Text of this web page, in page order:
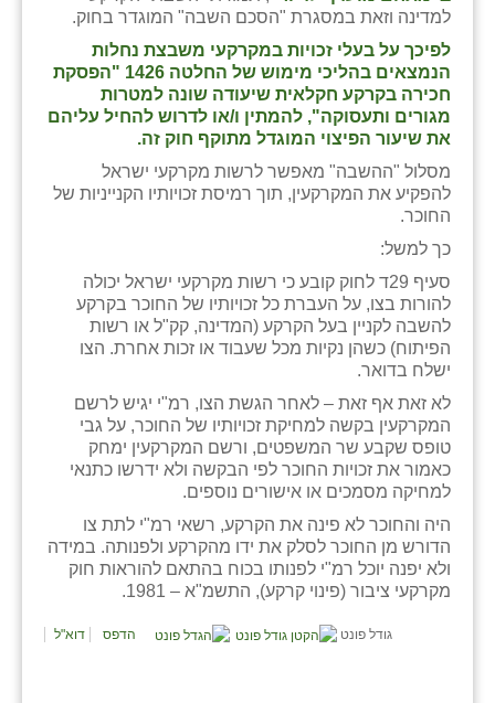
למדינה וזאת במסגרת "הסכם השבה" המוגדר בחוק.
לפיכך על בעלי זכויות במקרקעי משבצת נחלות
הנמצאים בהליכי מימוש של החלטה 1426 "הפסקת
חכירה בקרקע חקלאית שיעודה שונה למטרות
מגורים ותעסוקה", להמתין ו/או לדרוש להחיל עליהם
את שיעור הפיצוי המוגדל מתוקף חוק זה.
מסלול "ההשבה" מאפשר לרשות מקרקעי ישראל
להפקיע את המקרקעין, תוך רמיסת זכויותיו הקנייניות של
החוכר.
כך למשל:
סעיף 29ד לחוק קובע כי רשות מקרקעי ישראל יכולה
להורות בצו, על העברת כל זכויותיו של החוכר בקרקע
להשבה לקניין בעל הקרקע (המדינה, קק"ל או רשות
הפיתוח) כשהן נקיות מכל שעבוד או זכות אחרת. הצו
ישלח בדואר.
לא זאת אף זאת – לאחר הגשת הצו, רמ"י יגיש לרשם
המקרקעין בקשה למחיקת זכויותיו של החוכר, על גבי
טופס שקבע שר המשפטים, ורשם המקרקעין ימחק
כאמור את זכויות החוכר לפי הבקשה ולא ידרשו כתנאי
למחיקה מסמכים או אישורים נוספים.
היה והחוכר לא פינה את הקרקע, רשאי רמ"י לתת צו
הדורש מן החוכר לסלק את ידו מהקרקע ולפנותה. במידה
ולא יפנה יוכל רמ"י לפנותו בכוח בהתאם להוראות חוק
מקרקעי ציבור (פינוי קרקע), התשמ"א – 1981.
גודל פונט הדפס דוא"ל
נאות הכיכר
נווה אטי״ב
נהריה (אג״ש)
ניר צבי
עין חצבה
עין תמר
עמרים
קלחים
רועי
רימונים
רמות השבים
רמת הדר